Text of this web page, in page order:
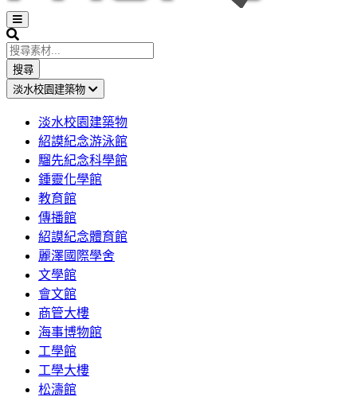
Open
sidebar
Search
搜尋
淡水校園建築物
淡水校園建築物
紹謨紀念游泳館
騮先紀念科學館
鍾靈化學館
教育館
傳播館
紹謨紀念體育館
麗澤國際學舍
文學館
會文館
商管大樓
海事博物館
工學館
工學大樓
松濤館